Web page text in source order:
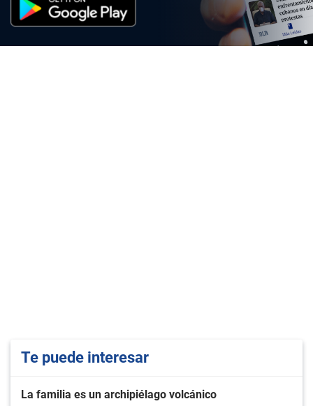
Te puede interesar
La familia es un archipiélago volcánico